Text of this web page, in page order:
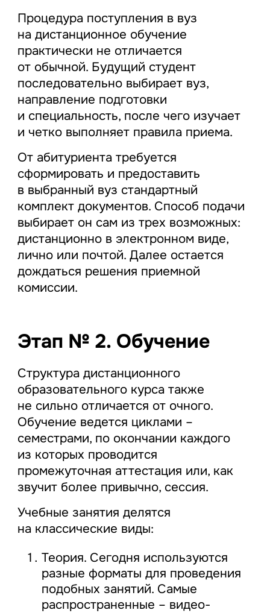
Процедура поступления в вуз
на дистанционное обучение
практически не отличается
от обычной. Будущий студент
последовательно выбирает вуз,
направление подготовки
и специальность, после чего изучает
и четко выполняет правила приема.
От абитуриента требуется
сформировать и предоставить
в выбранный вуз стандартный
комплект документов. Способ подачи
выбирает он сам из трех возможных:
дистанционно в электронном виде,
лично или почтой. Далее остается
дождаться решения приемной
комиссии.
Этап № 2. Обучение
Структура дистанционного
образовательного курса также
не сильно отличается от очного.
Обучение ведется циклами –
семестрами, по окончании каждого
из которых проводится
промежуточная аттестация или, как
звучит более привычно, сессия.
Учебные занятия делятся
на классические виды:
Теория. Сегодня используются
разные форматы для проведения
подобных занятий. Самые
распространенные – видео-